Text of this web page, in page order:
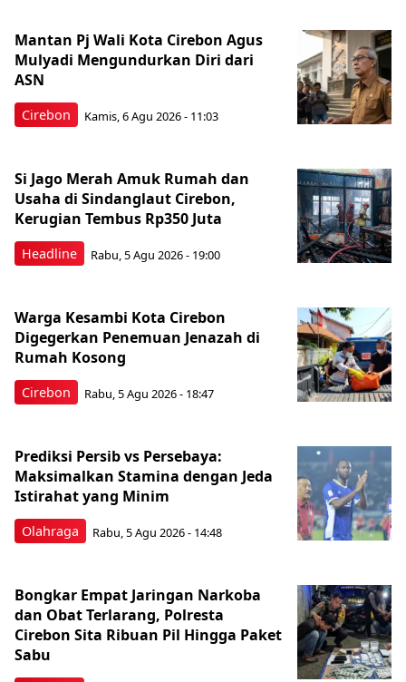
Cirebon
Mantan Pj Wali Kota Cirebon Agus
Mulyadi Mengundurkan Diri dari
ASN
Kamis, 6 Agu 2026 - 11:03
Headline
Si Jago Merah Amuk Rumah dan
Usaha di Sindanglaut Cirebon,
Kerugian Tembus Rp350 Juta
Rabu, 5 Agu 2026 - 19:00
Cirebon
Warga Kesambi Kota Cirebon
Digegerkan Penemuan Jenazah di
Rumah Kosong
Rabu, 5 Agu 2026 - 18:47
Olahraga
Prediksi Persib vs Persebaya:
Maksimalkan Stamina dengan Jeda
Istirahat yang Minim
Rabu, 5 Agu 2026 - 14:48
Bongkar Empat Jaringan Narkoba
dan Obat Terlarang, Polresta
Cirebon Sita Ribuan Pil Hingga Paket
Sabu